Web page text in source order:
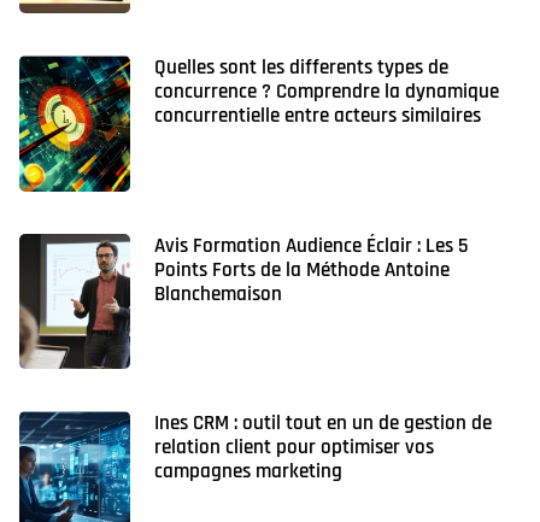
Quelles sont les differents types de
concurrence ? Comprendre la dynamique
concurrentielle entre acteurs similaires
Avis Formation Audience Éclair : Les 5
Points Forts de la Méthode Antoine
Blanchemaison
Ines CRM : outil tout en un de gestion de
relation client pour optimiser vos
campagnes marketing